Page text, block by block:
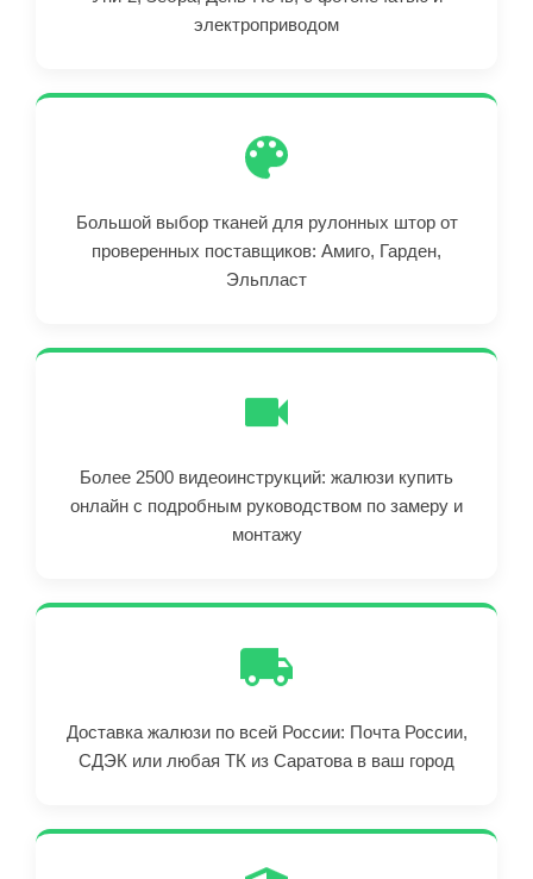
электроприводом
Большой выбор тканей для рулонных штор от
проверенных поставщиков: Амиго, Гарден,
Эльпласт
Более 2500 видеоинструкций: жалюзи купить
онлайн с подробным руководством по замеру и
монтажу
Доставка жалюзи по всей России: Почта России,
СДЭК или любая ТК из Саратова в ваш город